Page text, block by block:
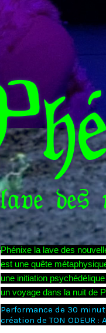
Phénixe la lave des
est une quête
une initiation
un voyage dans la nuit de
Performance de 30
création de TON ODEUR